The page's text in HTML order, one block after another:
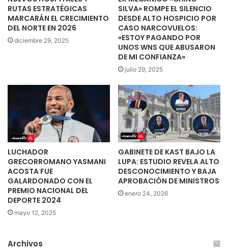
RUTAS ESTRATÉGICAS
MARCARÁN EL CRECIMIENTO
DEL NORTE EN 2026
diciembre 29, 2025
SILVA» ROMPE EL SILENCIO
DESDE ALTO HOSPICIO POR
CASO NARCOVUELOS:
«ESTOY PAGANDO POR
UNOS WNS QUE ABUSARON
DE MI CONFIANZA»
julio 29, 2025
LUCHADOR
GRECORROMANO YASMANI
ACOSTA FUE
GALARDONADO CON EL
PREMIO NACIONAL DEL
DEPORTE 2024
mayo 12, 2025
GABINETE DE KAST BAJO LA
LUPA: ESTUDIO REVELA ALTO
DESCONOCIMIENTO Y BAJA
APROBACIÓN DE MINISTROS
enero 24, 2026
Archivos